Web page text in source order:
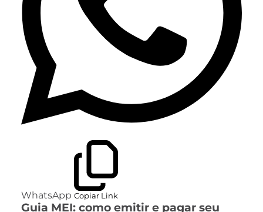
WhatsApp Copiar Link
Guia MEI: como emitir e pagar seu